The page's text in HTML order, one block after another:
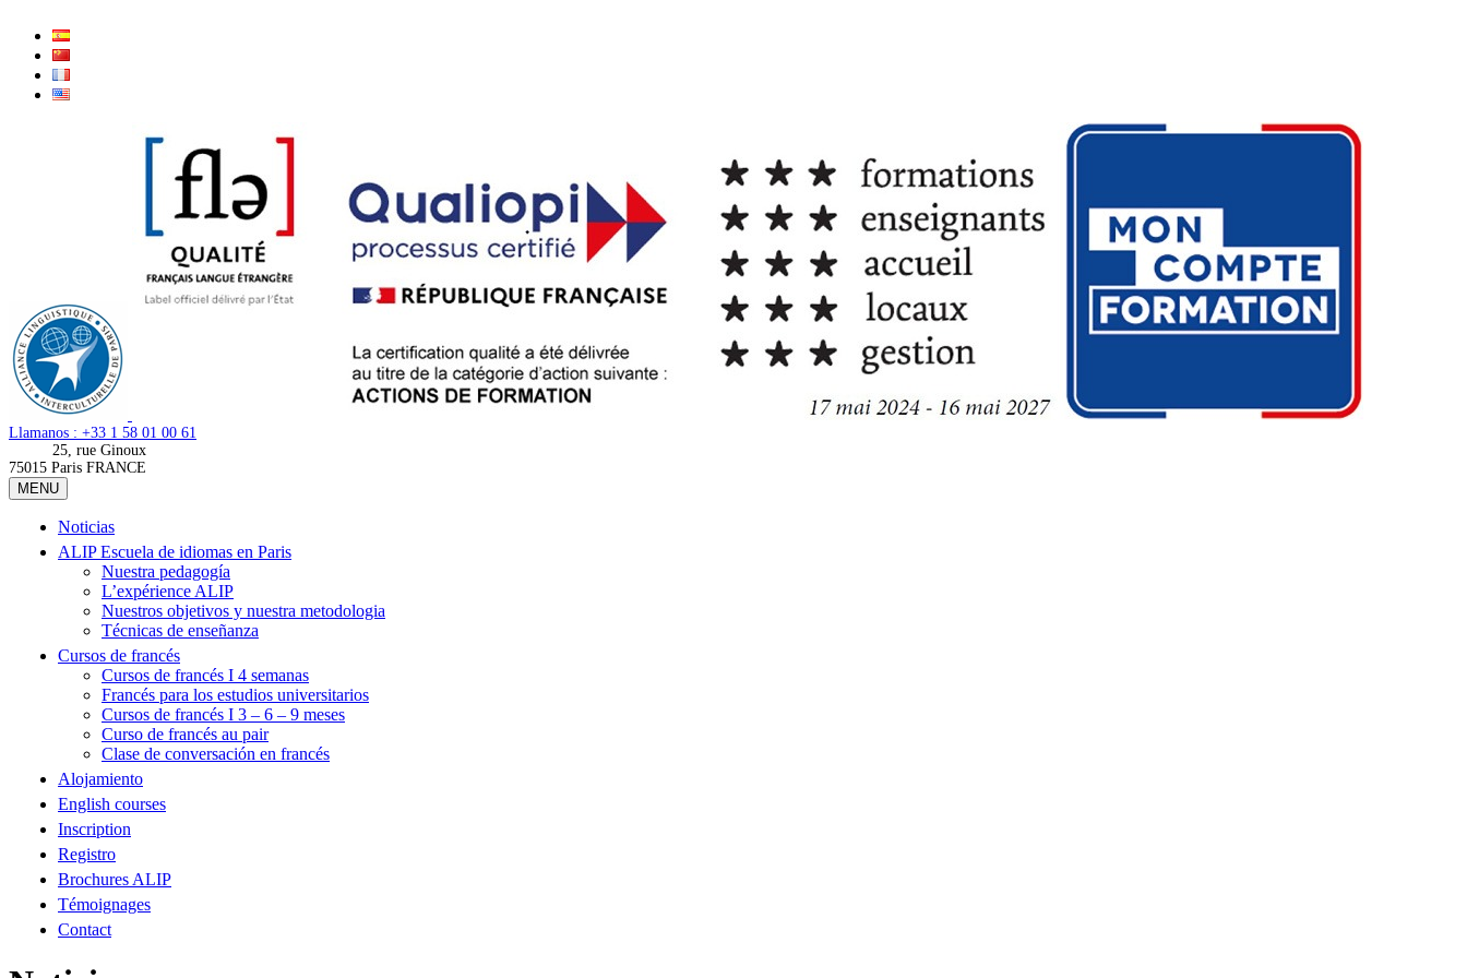
Llamanos : +33 1 58 01 00 61
25, rue Ginoux
75015 Paris FRANCE
MENU
Noticias
ALIP Escuela de idiomas en Paris
Nuestra pedagogía
L’expérience ALIP
Nuestros objetivos y nuestra metodologia
Técnicas de enseñanza
Cursos de francés
Cursos de francés I 4 semanas
Francés para los estudios universitarios
Cursos de francés I 3 – 6 – 9 meses
Curso de francés au pair
Clase de conversación en francés
Alojamiento
English courses
Inscription
Registro
Brochures ALIP
Témoignages
Contact